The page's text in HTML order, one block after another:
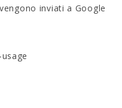
inviati a Google